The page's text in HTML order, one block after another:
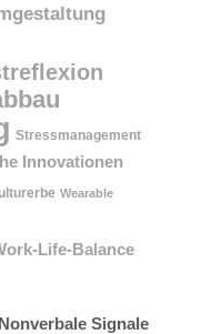
Stressmanagement
Innovationen
Wearable
Life-Balance
Signale